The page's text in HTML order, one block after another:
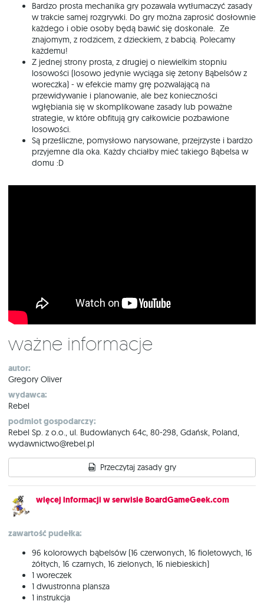
Bardzo prosta mechanika gry pozawala wytłumaczyć zasady
w trakcie samej rozgrywki. Do gry można zaprosić dosłownie
każdego i obie osoby będą bawić się doskonale. Ze
znajomym, z rodzicem, z dzieckiem, z babcią. Polecamy
każdemu!
Z jednej strony prosta, z drugiej o niewielkim stopniu
losowości (losowo jedynie wyciąga się żetony Bąbelsów z
woreczka) - w efekcie mamy grę pozwalającą na
przewidywanie i planowanie, ale bez konieczności
wgłębiania się w skomplikowane zasady lub poważne
strategie, w które obfitują gry całkowicie pozbawione
losowości.
Są prześliczne, pomysłowo narysowane, przejrzyste i bardzo
przyjemne dla oka. Każdy chciałby mieć takiego Bąbelsa w
domu :D
Ważne informacje
autor:
Gregory Oliver
wydawca:
Rebel
podmiot gospodarczy:
Rebel Sp. z o.o., ul. Budowlanych 64c, 80-298, Gdańsk, Poland,
wydawnictwo@rebel.pl
Przeczytaj zasady gry
więcej informacji w serwisie BoardGameGeek.com
zawartość pudełka:
96 kolorowych bąbelsów (16 czerwonych, 16 fioletowych, 16
żółtych, 16 czarnych, 16 zielonych, 16 niebieskich)
1 woreczek
1 dwustronna plansza
1 instrukcja